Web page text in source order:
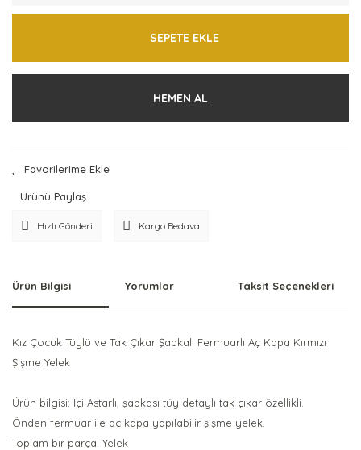
SEPETE EKLE
HEMEN AL
Ürünü Paylaş
Hızlı Gönderi Kargo Bedava
Ürün Bilgisi Yorumlar Taksit Seçenekleri
Kız Çocuk Tüylü ve Tak Çıkar Şapkalı Fermuarlı Aç Kapa Kırmızı
Şişme Yelek
Ürün bilgisi: İçi Astarlı, şapkası tüy detaylı tak çıkar özellikli.
Önden fermuar ile aç kapa yapılabilir şişme yelek.
Toplam bir parça: Yelek